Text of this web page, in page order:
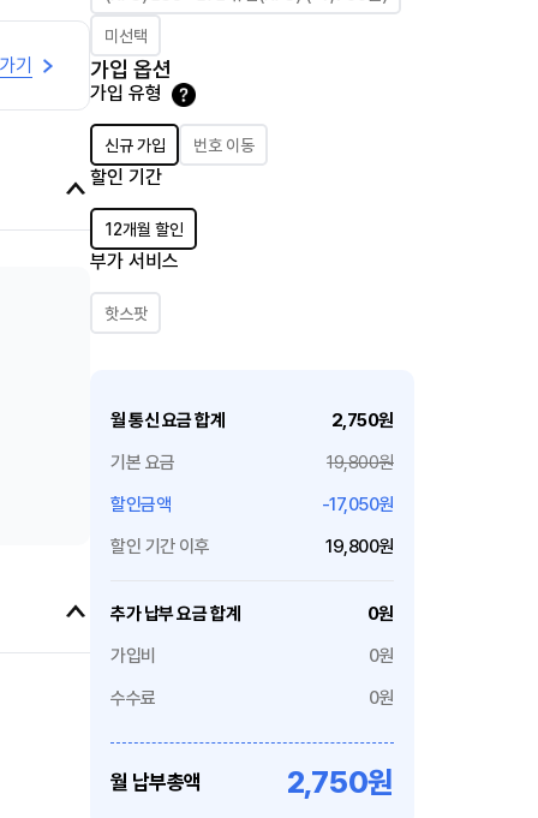
기
미선택
가입 옵션
가입 유형
신규 가입 번호 이동
할인 기간
12개월 할인
부가 서비스
핫스팟
항목금액
월 통신 요금 합계
2,750원
기본 요금
19,800원
할인금액
-17,050원
할인 기간 이후
19,800원
항목금액
추가 납부 요금 합계
0원
가입비
0원
수수료
0원
월 납부총액 2,750원